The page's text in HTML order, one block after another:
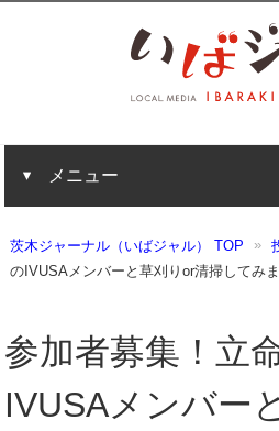
メニュー
茨木ジャーナル（いばジャル） TOP
のIVUSAメンバーと草刈りor清掃してみ
参加者募集！立
IVUSAメンバー